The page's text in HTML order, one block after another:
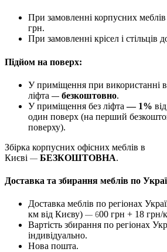
При замовленні корпусних меблів
грн.
При замовленні крісел і стільців
Підйом на поверх:
У приміщення при використанні
ліфта — безкоштовно.
У приміщення без ліфта— 1%
один поверх (на перший
поверху).
Збірка корпусних офісних меблів в
Києві — БЕЗКОШТОВНА.
Доставка та збирання меблів по
Доставка меблів по регіонах
км від Києву) — 600 грн + 18
Вартість збирання по регіонах
індивідуально.
Нова пошта.